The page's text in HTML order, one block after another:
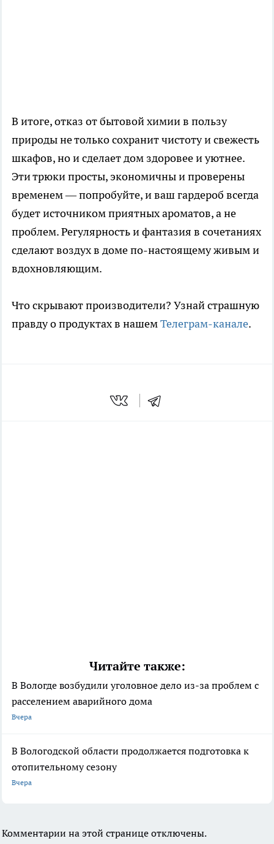
В итоге, отказ от бытовой химии в пользу
природы не только сохранит чистоту и свежесть
шкафов, но и сделает дом здоровее и уютнее.
Эти трюки просты, экономичны и проверены
временем — попробуйте, и ваш гардероб всегда
будет источником приятных ароматов, а не
проблем. Регулярность и фантазия в сочетаниях
сделают воздух в доме по-настоящему живым и
вдохновляющим.
Что скрывают производители? Узнай страшную
правду о продуктах в нашемТелеграм-канале.
Читайте также:
В Вологде возбудили уголовное дело из-за проблем с
расселением аварийного дома
Вчера
В Вологодской области продолжается подготовка к
отопительному сезону
Вчера
Комментарии на этой странице отключены.